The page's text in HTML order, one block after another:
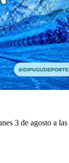
3 de agosto a las